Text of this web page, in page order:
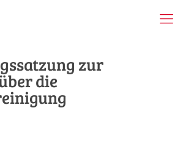
zur
die